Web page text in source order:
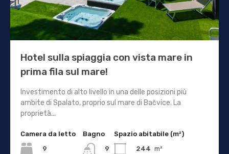
Hotel sulla spiaggia con vista mare in
prima fila sul mare!
Investimento di alto livello in una delle posizioni più
ambite di Spalato, proprio sul mare di Bačvice. La
proprietà...
Camera da letto
9
Bagno
9
Spazio abitabile (m²)
244 m²